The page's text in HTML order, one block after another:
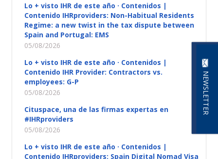
NEWSLETTER
Lo + visto IHR de este año · Contenidos |
Contenido IHRproviders: Non-Habitual Residents
Regime: a new twist in the tax dispute between
Spain and Portugal: EMS
05/08/2026
Lo + visto IHR de este año · Contenidos |
Contenido IHR Provider: Contractors vs.
employees: G-P
05/08/2026
Cituspace, una de las firmas expertas en
#IHRproviders
05/08/2026
Lo + visto IHR de este año · Contenidos |
Contenido IHRproviders: Spain Digital Nomad Visa